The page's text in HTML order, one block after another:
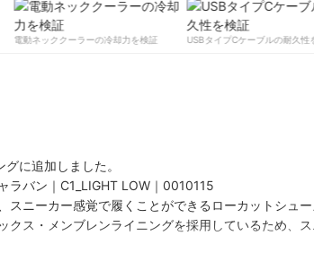
電動ネッククーラーの冷却力を検証
USBタイプCケーブルの耐久性
に追加しました。
ラバン｜C1_LIGHT LOW｜0010115
スニーカー感覚で履くことができるローカットシュ
クス・メンブレンライニングを採用しているため、